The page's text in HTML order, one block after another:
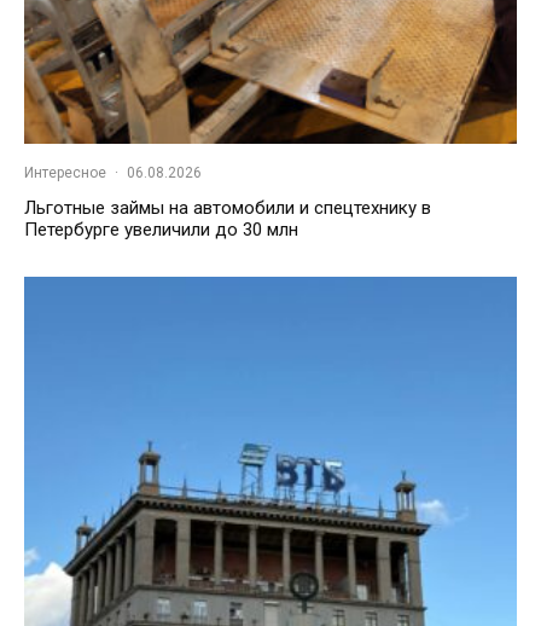
Интересное · 06.08.2026
Льготные займы на автомобили и спецтехнику в
Петербурге увеличили до 30 млн